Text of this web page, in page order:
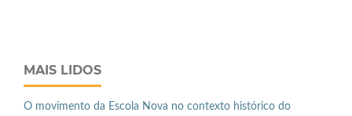
MAIS LIDOS
O movimento da Escola Nova no contexto histórico do